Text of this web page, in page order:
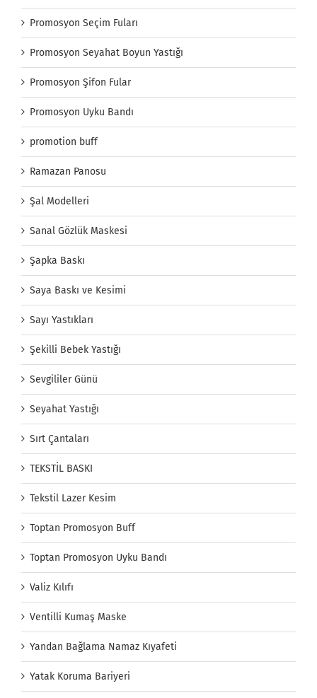
Promosyon Seçim Fuları
Promosyon Seyahat Boyun Yastığı
Promosyon Şifon Fular
Promosyon Uyku Bandı
promotion buff
Ramazan Panosu
Şal Modelleri
Sanal Gözlük Maskesi
Şapka Baskı
Saya Baskı ve Kesimi
Sayı Yastıkları
Şekilli Bebek Yastığı
Sevgililer Günü
Seyahat Yastığı
Sırt Çantaları
TEKSTİL BASKI
Tekstil Lazer Kesim
Toptan Promosyon Buff
Toptan Promosyon Uyku Bandı
Valiz Kılıfı
Ventilli Kumaş Maske
Yandan Bağlama Namaz Kıyafeti
Yatak Koruma Bariyeri